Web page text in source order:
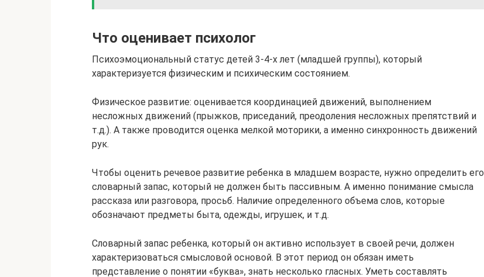
Что оценивает психолог
Психоэмоциональный статус детей 3-4-х лет (младшей группы), который
характеризуется физическим и психическим состоянием.
Физическое развитие: оценивается координацией движений, выполнением
несложных движений (прыжков, приседаний, преодоления несложных препятствий и
т.д.). А также проводится оценка мелкой моторики, а именно синхронность движений
рук.
Чтобы оценить речевое развитие ребенка в младшем возрасте, нужно определить его
словарный запас, который не должен быть пассивным. А именно понимание смысла
рассказа или разговора, просьб. Наличие определенного объема слов, которые
обозначают предметы быта, одежды, игрушек, и т.д.
Словарный запас ребенка, который он активно использует в своей речи, должен
характеризоваться смысловой основой. В этот период он обязан иметь
представление о понятии «буква», знать несколько гласных. Уметь составлять